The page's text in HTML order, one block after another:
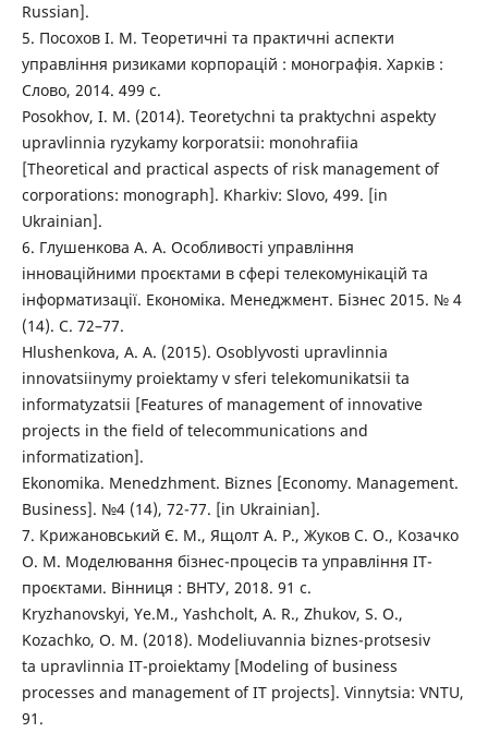
Russian].
5. Посохов І. М. Теоретичні та практичні аспекти
управління ризиками корпорацій : монографія. Харків :
Слово, 2014. 499 с.
Posokhov, I. M. (2014). Teoretychni ta praktychni aspekty
upravlinnia ryzykamy korporatsii: monohrafiia
[Theoretical and practical aspects of risk management of
corporations: monograph]. Kharkiv: Slovo, 499. [in
Ukrainian].
6. Глушенкова А. А. Особливості управління
інноваційними проєктами в сфері телекомунікацій та
інформатизації. Економіка. Менеджмент. Бізнес 2015. № 4
(14). С. 72–77.
Hlushenkova, A. A. (2015). Osoblyvosti upravlinnia
innovatsiinymy proiektamy v sferi telekomunikatsii ta
informatyzatsii [Features of management of innovative
projects in the field of telecommunications and
informatization].
Ekonomika. Menedzhment. Biznes [Economy. Management.
Business]. №4 (14), 72-77. [in Ukrainian].
7. Крижановський Є. М., Ящолт А. Р., Жуков С. О., Козачко
О. М. Моделювання бізнес-процесів та управління ІТ-
проєктами. Вінниця : ВНТУ, 2018. 91 с.
Kryzhanovskyi, Ye.M., Yashcholt, A. R., Zhukov, S. O.,
Kozachko, O. M. (2018). Modeliuvannia biznes-protsesiv
ta upravlinnia IT-proiektamy [Modeling of business
processes and management of IT projects]. Vinnytsia: VNTU,
91.